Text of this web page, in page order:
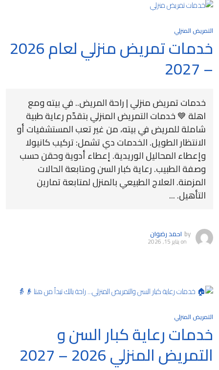
التمريض المنزلي
خدمات تمريض منزلي لعام 2026
– 2027
خدمات تمريض منزلي | راحة المريض.. في بيته ومع
اهلة 💙 خدمات التمريض المنزلي بتقدّم رعاية طبية
شاملة للمريض في بيته، من غير تعب المستشفيات أو
الانتظار الطويل. الخدمات دي تشمل: تركيب كانيولا
وإعطاء المحاليل الوريدية. إعطاء أدوية وحقن حسب
وصفة الطبيب. رعاية كبار السن ومتابعة الحالات
المزمنة. العلاج الطبيعي بالمنزل لمتابعة تمارين
التأهيل. ...
by احمد رضوان
onيناير 15, 2026
التمريض المنزلي
خدمات رعاية كبار السن و
التمريض المنزلي 2026 – 2027